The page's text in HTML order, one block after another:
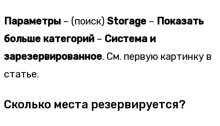
Параметры – (поиск) Storage – Показать
больше категорий – Система и
зарезервированное. См. первую картинку в
статье.
Сколько места резервируется?